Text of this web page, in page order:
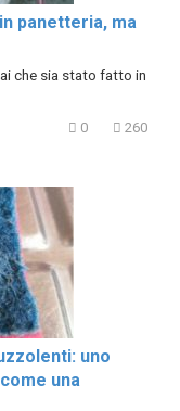
panetteria, ma
che sia stato fatto in
0 260
uno
una